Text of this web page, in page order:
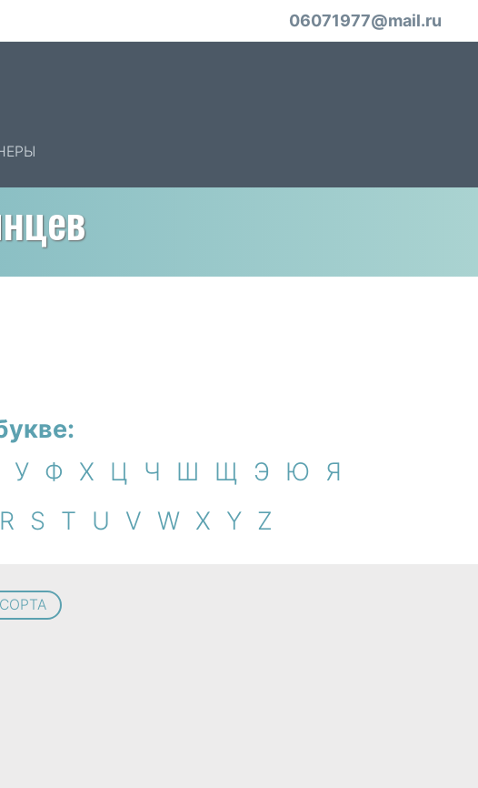
06071977@mail.ru
У Ф Х Ц Ч Ш Щ Э Ю
Я
R S T U V W X Y Z